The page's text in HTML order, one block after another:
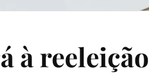
à reeleição